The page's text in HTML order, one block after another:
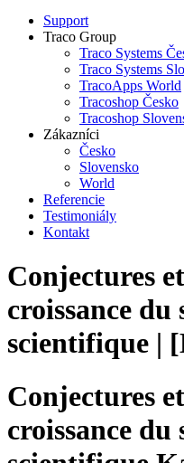
Support
Traco Group
Traco Systems
Traco Systems
TracoApps World
Tracoshop Česko
Tracoshop
Zákazníci
Česko
Slovensko
World
Referencie
Testimoniály
Kontakt
Conjectures
croissance du
scientifique |
Conjectures
croissance du